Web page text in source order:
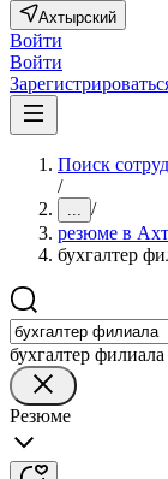
Ахтырский
Войти
Войти
Поиск
/
... /
резюме в
бухгалтер
бухгалтер филиала
Резюме